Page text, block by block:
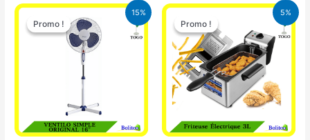
15%
Promo !
Promo !
Le
prix
initial
était :
10.000 CFA.
Le
5%
Promo !
Promo !
Le
initial
était :
39.000 CFA.
Le
prix
actuel
est :
37.000 CFA.